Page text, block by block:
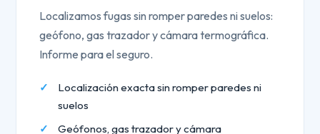
Localizamos fugas sin romper paredes ni suelos:
geófono, gas trazador y cámara termográfica.
Informe para el seguro.
Localización exacta sin romper paredes ni
suelos
Geófonos, gas trazador y cámara